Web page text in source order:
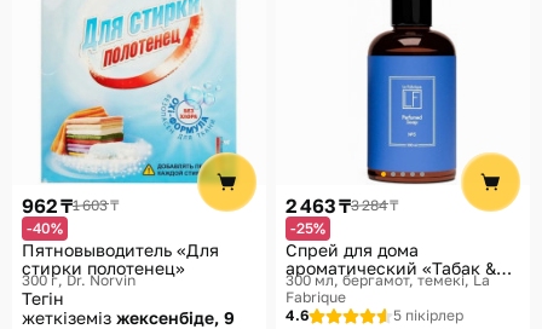
962 ₸1 603 ₸
-40%
Пятновыводитель «Для
стирки полотенец»
300 г Dr. Norvin
Тегін
жеткіземіз жексенбіде, 9
2 463 ₸3 284 ₸
-25%
Спрей для дома
ароматический «Табак &
Бергамот»
300 мл, бергамот, темекі La
Fabrique
4.6
5 пікірлер